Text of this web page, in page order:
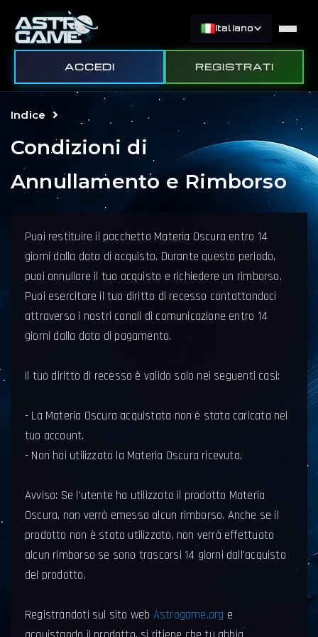
Italiano
ACCEDI REGISTRATI
Indice
Condizioni di
Annullamento e Rimborso
Puoi restituire il pacchetto Materia Oscura entro 14
giorni dalla data di acquisto. Durante questo periodo,
puoi annullare il tuo acquisto e richiedere un rimborso.
Puoi esercitare il tuo diritto di recesso contattandoci
attraverso i nostri canali di comunicazione entro 14
giorni dalla data di pagamento.
Il tuo diritto di recesso è valido solo nei seguenti casi:
- La Materia Oscura acquistata non è stata caricata nel
tuo account.
- Non hai utilizzato la Materia Oscura ricevuta.
Avviso: Se l'utente ha utilizzato il prodotto Materia
Oscura, non verrà emesso alcun rimborso. Anche se il
prodotto non è stato utilizzato, non verrà effettuato
alcun rimborso se sono trascorsi 14 giorni dall'acquisto
del prodotto.
Registrandoti sul sito web Astrogame.org e